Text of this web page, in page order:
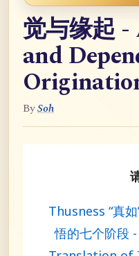
觉与缘起 -
and
BySoh
Thusness “真
悟的七个阶段